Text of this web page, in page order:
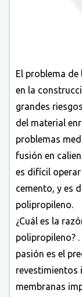
El problema
en la
grandes
del material
problemas
fusión en
es difícil
cemento, y es
polipropileno.
¿Cuál es la
polipropileno?
pasión es el
revestimientos
membranas